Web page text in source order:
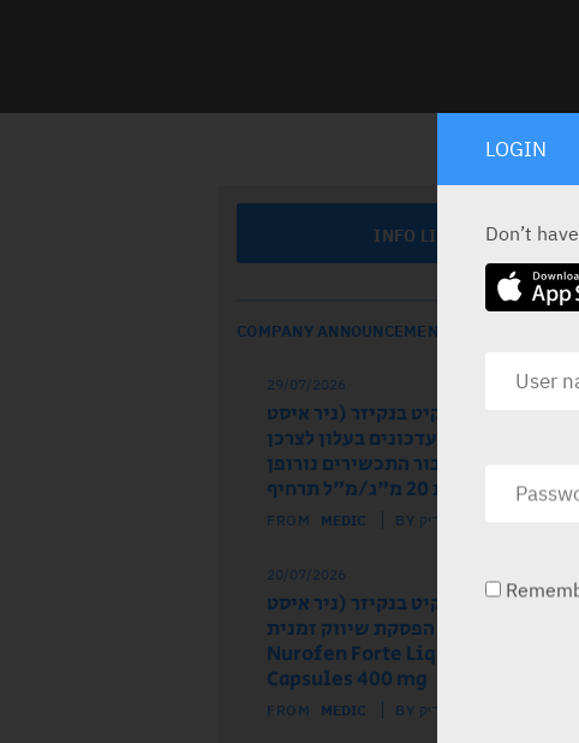
INFO LINE
COMPANY ANNOUNCEMENTS
29/07/2026
בעל הרישום רקיט בנקיזר (ניר איסט
בע"מ) מודיע על עדכונים בעלון לצרכן
ובעלון לרופא עבור התכשירים נורופן
לילדים תפוז ותות 20 מ"ג/מ"ל תרחיף
FROM MEDIC BY מדיק
20/07/2026
בעל הרישום רקיט בנקיזר (ניר איסט
בע"מ) מודיע על הפסקת שיווק זמנית
של התכשיר Nurofen Forte Liquid
Capsules 400 mg
FROM MEDIC BY מדיק
LOGIN
Don’t